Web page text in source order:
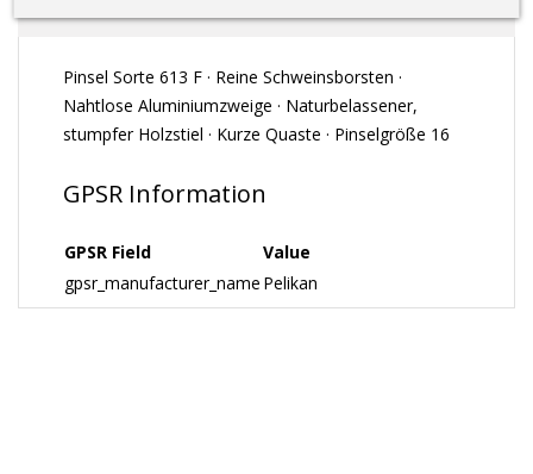
Pinsel Sorte 613 F · Reine Schweinsborsten ·
Nahtlose Aluminiumzweige · Naturbelassener,
stumpfer Holzstiel · Kurze Quaste · Pinselgröße 16
GPSR Information
GPSR Field
Value
gpsr_manufacturer_name Pelikan